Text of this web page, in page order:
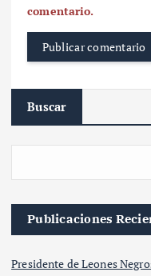
comentario.
Buscar
Publicaciones
Presidente de Leones